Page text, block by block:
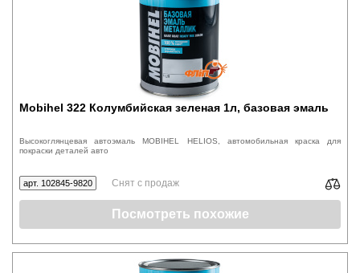
Mobihel 322 Колумбийская зеленая 1л, базовая эмаль
Высокоглянцевая автоэмаль MOBIHEL HELIOS, автомобильная краска для
покраски деталей авто
арт. 102845-9820 Снят с продаж
Посмотреть похожие